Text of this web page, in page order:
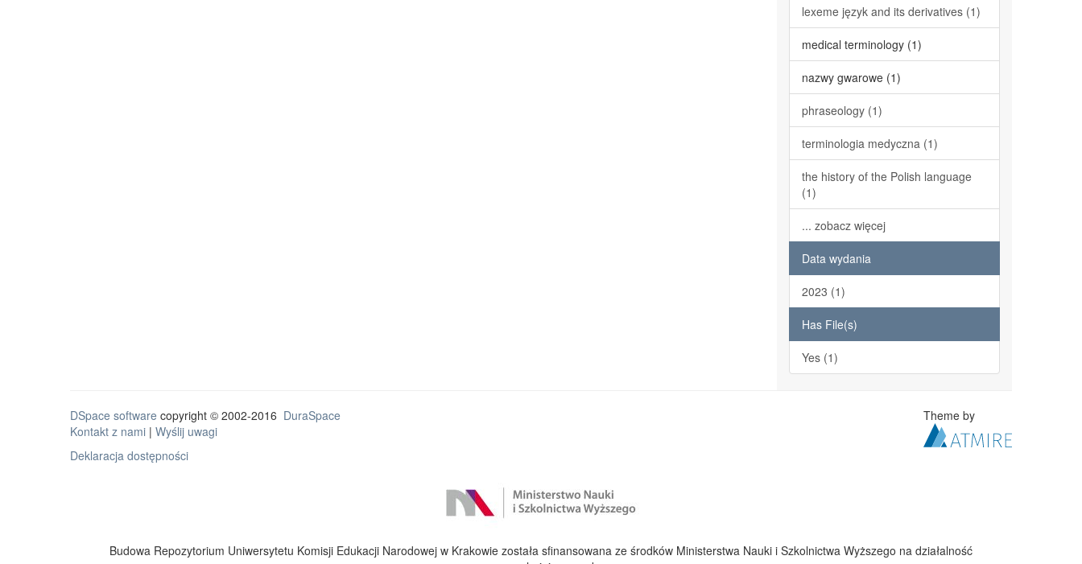
lexeme język and its derivatives (1)
medical terminology (1)
nazwy gwarowe (1)
phraseology (1)
terminologia medyczna (1)
the history of the Polish language
(1)
... zobacz więcej
Data wydania
2023 (1)
Has File(s)
Yes (1)
DSpace software copyright © 2002-2016 DuraSpace
Kontakt z nami | Wyślij uwagi
Deklaracja dostępności
Theme by
Budowa Repozytorium Uniwersytetu Komisji Edukacji Narodowej w Krakowie została sfinansowana ze środków Ministerstwa Nauki i Szkolnictwa Wyższego na działalność